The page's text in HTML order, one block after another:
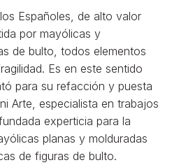
Españoles, de alto valor
por mayólicas y
de bulto, todos elementos
Es en este sentido
para su refacción y puesta
Arte, especialista en trabajos
experticia para la
planas y molduradas
de figuras de bulto.